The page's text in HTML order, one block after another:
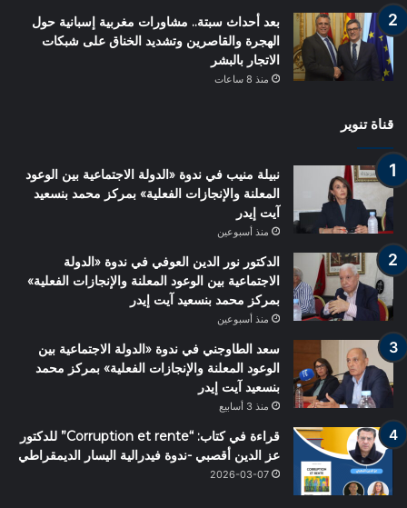
بعد أحداث سبتة.. مشاورات مغربية إسبانية حول
الهجرة والقاصرين وتشديد الخناق على شبكات
الاتجار بالبشر
منذ 8 ساعات
قناة تنوير
نبيلة منيب في ندوة «الدولة الاجتماعية بين الوعود
المعلنة والإنجازات الفعلية» بمركز محمد بنسعيد
آيت إيدر
منذ أسبوعين
الدكتور نور الدين العوفي في ندوة «الدولة
الاجتماعية بين الوعود المعلنة والإنجازات الفعلية»
بمركز محمد بنسعيد آيت إيدر
منذ أسبوعين
سعد الطاوجني في ندوة «الدولة الاجتماعية بين
الوعود المعلنة والإنجازات الفعلية» بمركز محمد
بنسعيد آيت إيدر
منذ 3 أسابيع
قراءة في كتاب: “Corruption et rente” للدكتور
عز الدين أقصبي -ندوة فيدرالية اليسار الديمقراطي
2026-03-07